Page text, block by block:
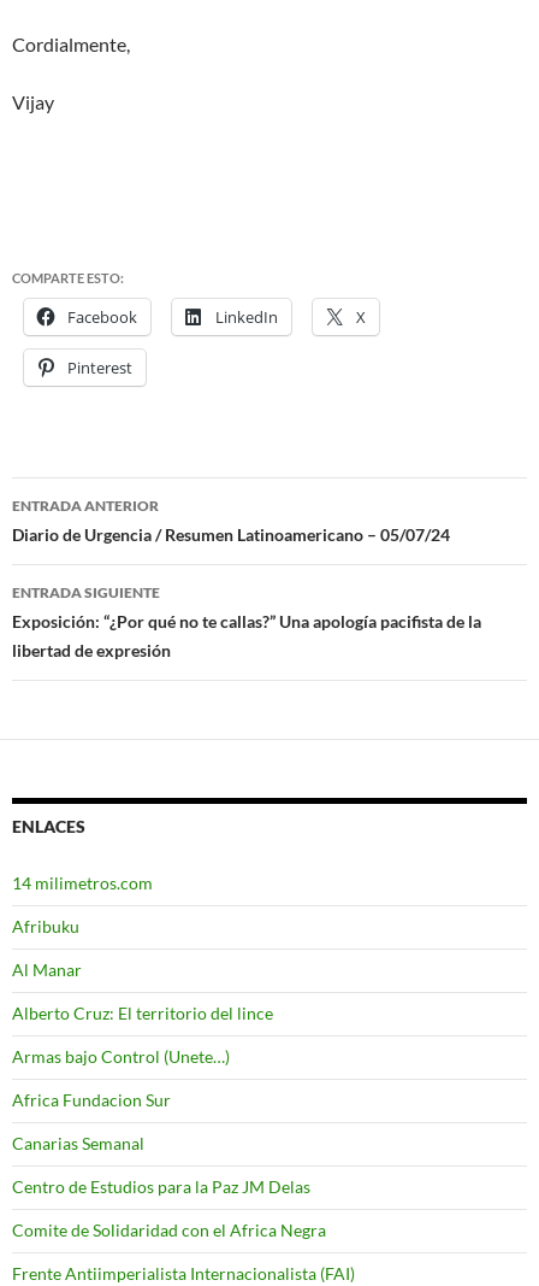
Cordialmente,
Vijay
COMPARTE ESTO:
Facebook LinkedIn X
Pinterest
Navegación
de
entradas
ENTRADA ANTERIOR
Diario de Urgencia / Resumen Latinoamericano – 05/07/24
ENTRADA SIGUIENTE
Exposición: “¿Por qué no te callas?” Una apología pacifista de la
libertad de expresión
ENLACES
14 milimetros.com
Afribuku
Al Manar
Alberto Cruz: El territorio del lince
Armas bajo Control (Unete…)
Africa Fundacion Sur
Canarias Semanal
Centro de Estudios para la Paz JM Delas
Comite de Solidaridad con el Africa Negra
Frente Antiimperialista Internacionalista (FAI)